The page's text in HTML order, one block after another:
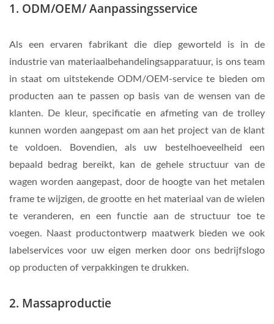
1. ODM/OEM/ Aanpassingsservice
Als een ervaren fabrikant die diep geworteld is in de
industrie van materiaalbehandelingsapparatuur, is ons team
in staat om uitstekende ODM/OEM-service te bieden om
producten aan te passen op basis van de wensen van de
klanten. De kleur, specificatie en afmeting van de trolley
kunnen worden aangepast om aan het project van de klant
te voldoen. Bovendien, als uw bestelhoeveelheid een
bepaald bedrag bereikt, kan de gehele structuur van de
wagen worden aangepast, door de hoogte van het metalen
frame te wijzigen, de grootte en het materiaal van de wielen
te veranderen, en een functie aan de structuur toe te
voegen. Naast productontwerp maatwerk bieden we ook
labelservices voor uw eigen merken door ons bedrijfslogo
op producten of verpakkingen te drukken.
2. Massaproductie